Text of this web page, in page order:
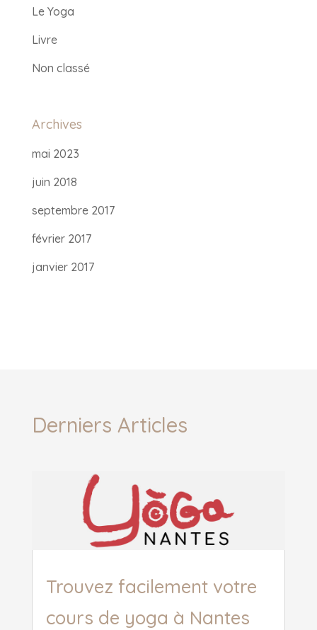
Le Yoga
Livre
Non classé
Archives
mai 2023
juin 2018
septembre 2017
février 2017
janvier 2017
Derniers Articles
Trouvez facilement votre
cours de yoga à Nantes